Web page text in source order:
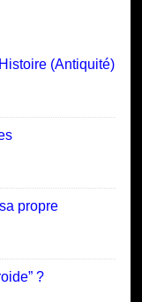
(Antiquité)
propre
?